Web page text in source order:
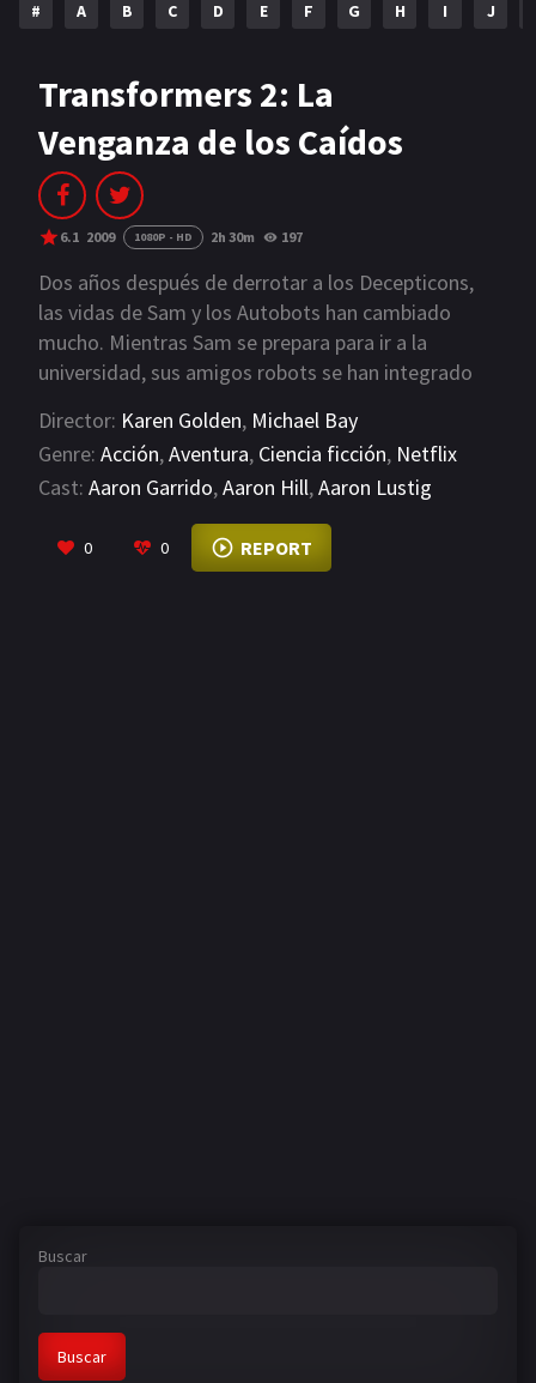
AÑOS
2023 2022
2021
2019 2018
2014 2006
2002 2001
2000 1990
PELICULAS
# A B C D E F G H I J
Transformers 2: La
Venganza de los Caídos
6.1 2009 1080P - HD 2h 30m 197
Dos años después de derrotar a los Decepticons,
las vidas de Sam y los Autobots han cambiado
mucho. Mientras Sam se prepara para ir a la
universidad, sus amigos robots se han integrado
renegados. Pero todo cambia con la llegada de un
malvado enemigo que, con un enrevesado plan,
planea un nuevo alzamiento de los Decepticons. La
humanidad vuelve a estar en peligro, y Sam y los
Autobots tendrán que formar una vez más equipo
Director: Karen Golden, Michael Bay
Genre: Acción,Aventura, Ciencia ficción, Netflix
Cast: Aaron Garrido,Aaron Hill,Aaron Lustig
0 0 REPORT
Buscar
Buscar